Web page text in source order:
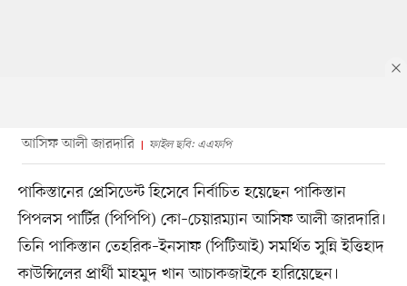
আসিফ আলী জারদারি ফাইল ছবি: এএফপি
পাকিস্তানের প্রেসিডেন্ট হিসেবে নির্বাচিত হয়েছেন পাকিস্তান
পিপলস পার্টির (পিপিপি) কো–চেয়ারম্যান আসিফ আলী জারদারি।
তিনি পাকিস্তান তেহরিক–ইনসাফ (পিটিআই) সমর্থিত সুন্নি ইত্তিহাদ
কাউন্সিলের প্রার্থী মাহমুদ খান আচাকজাইকে হারিয়েছেন।